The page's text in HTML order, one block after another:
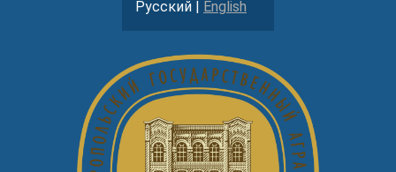
Русский | English